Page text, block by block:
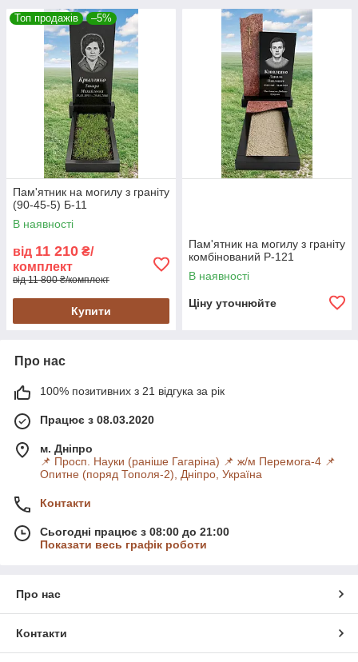
Топ продажів –5%
Пам'ятник на могилу з граніту
(90-45-5) Б-11
В наявності
від 11 210 ₴/
комплект
від 11 800 ₴/комплект
Купити
Пам'ятник на могилу з граніту
комбінований Р-121
В наявності
Ціну уточнюйте
Про нас
100% позитивних з 21 відгука за рік
Працює з 08.03.2020
м. Дніпро
📌 Просп. Науки (раніше Гагаріна) 📌 ж/м Перемога-4 📌
Опитне (поряд Тополя-2), Дніпро, Україна
Контакти
Сьогодні працює з 08:00 до 21:00
Показати весь графік роботи
Про нас
Контакти